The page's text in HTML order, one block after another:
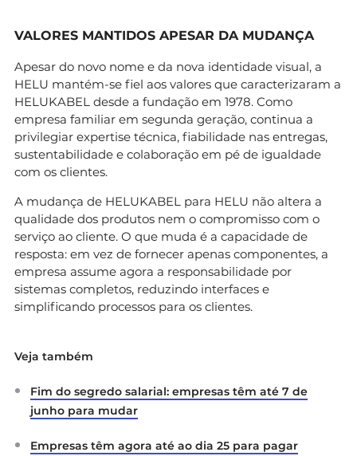
VALORES MANTIDOS APESAR DA MUDANÇA
Apesar do novo nome e da nova identidade visual, a
HELU mantém-se fiel aos valores que caracterizaram a
HELUKABEL desde a fundação em 1978. Como
empresa familiar em segunda geração, continua a
privilegiar expertise técnica, fiabilidade nas entregas,
sustentabilidade e colaboração em pé de igualdade
com os clientes.
A mudança de HELUKABEL para HELU não altera a
qualidade dos produtos nem o compromisso com o
serviço ao cliente. O que muda é a capacidade de
resposta: em vez de fornecer apenas componentes, a
empresa assume agora a responsabilidade por
sistemas completos, reduzindo interfaces e
simplificando processos para os clientes.
Veja também
Fim do segredo salarial: empresas têm até 7 de
junho para mudar
Empresas têm agora até ao dia 25 para pagar